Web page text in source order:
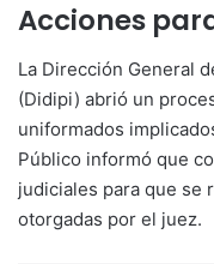
Acciones
La Dirección General
(Didipi) abrió un
uniformados
Público informó que
judiciales para que se
otorgadas por el juez.